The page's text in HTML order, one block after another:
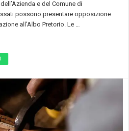
e del Comune di
possono presentare opposizione
all’Albo Pretorio. Le …